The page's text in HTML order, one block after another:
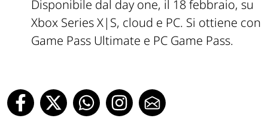
Disponibile dal day one, il 18 febbraio, su
Xbox Series X|S, cloud e PC. Si ottiene con
Game Pass Ultimate e PC Game Pass.